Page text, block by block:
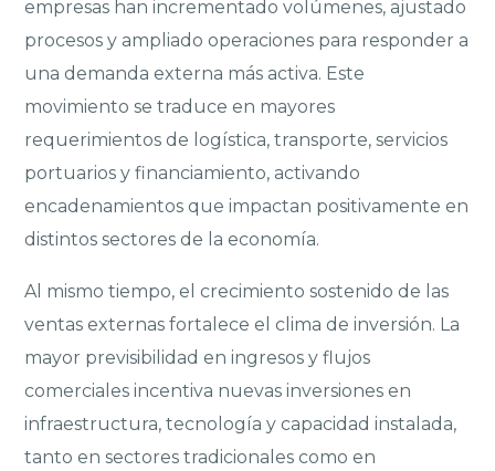
empresas han incrementado volúmenes, ajustado
procesos y ampliado operaciones para responder a
una demanda externa más activa. Este
movimiento se traduce en mayores
requerimientos de logística, transporte, servicios
portuarios y financiamiento, activando
encadenamientos que impactan positivamente en
distintos sectores de la economía.
Al mismo tiempo, el crecimiento sostenido de las
ventas externas fortalece el clima de inversión. La
mayor previsibilidad en ingresos y flujos
comerciales incentiva nuevas inversiones en
infraestructura, tecnología y capacidad instalada,
tanto en sectores tradicionales como en